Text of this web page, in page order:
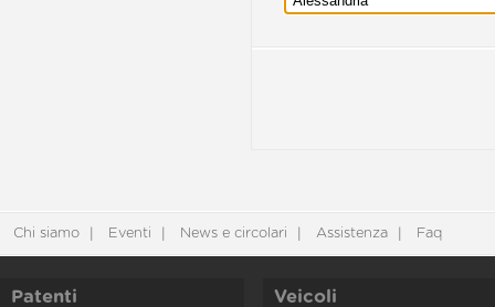
Chi siamo Eventi News e circolari Assistenza Faq
Patenti Veicoli